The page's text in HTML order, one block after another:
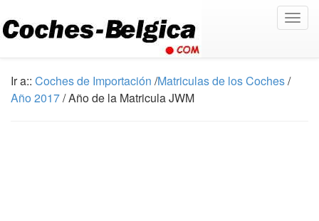
Ir a:: Coches de Importación /Matriculas de los Coches/
Año 2017/ Año de la Matricula JWM